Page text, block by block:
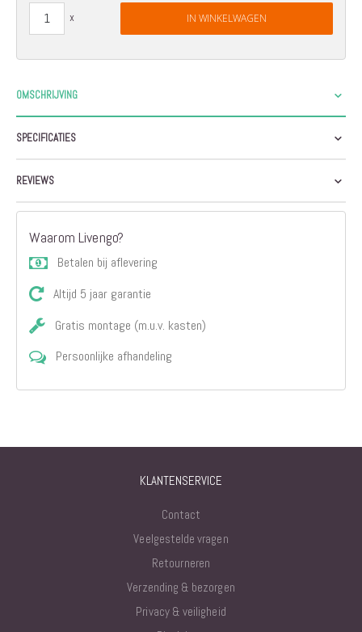
IN WINKELWAGEN
OMSCHRIJVING
SPECIFICATIES
REVIEWS
Waarom Livengo?
Betalen bij aflevering
Altijd 5 jaar garantie
Gratis montage (m.u.v. kasten)
Persoonlijke afhandeling
KLANTENSERVICE
Contact
Veelgestelde vragen
Retourneren
Verzending & bezorgen
Privacy & veiligheid